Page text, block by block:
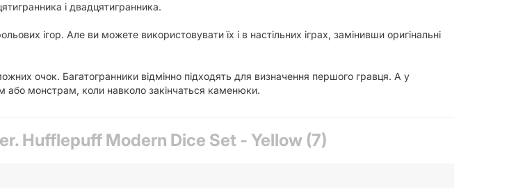
і двадцятигранника.
ігор. Але ви можете використовувати їх і в настільних іграх, замінивши оригінальні
очок. Багатогранники відмінно підходять для визначення першого гравця. А у
або монстрам, коли навколо закінчаться каменюки.
Hufflepuff Modern Dice Set - Yellow (7)